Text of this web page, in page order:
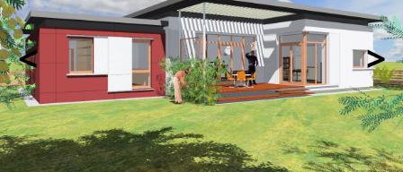
< >